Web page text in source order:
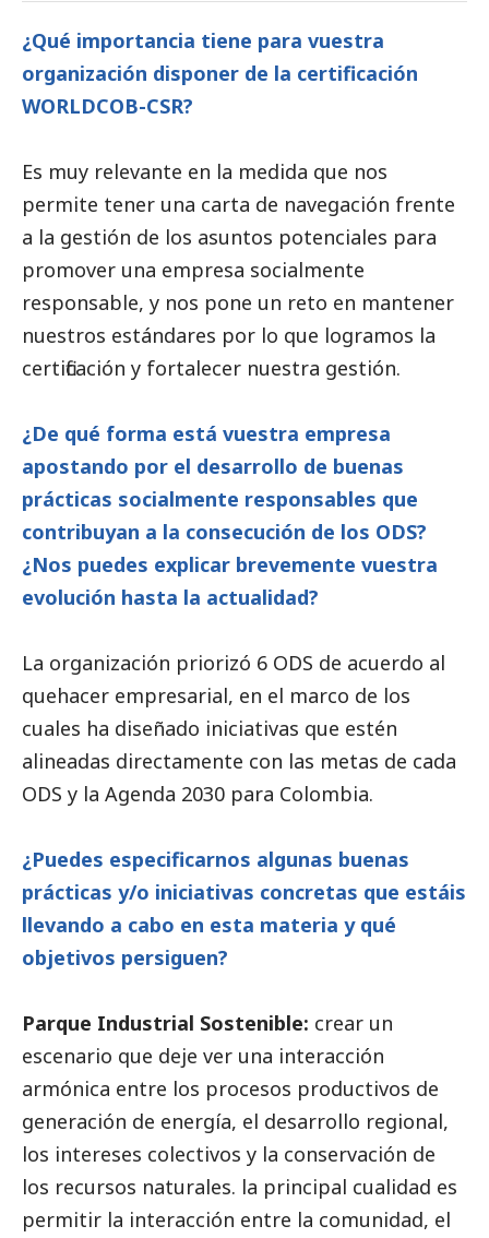
¿Qué importancia tiene para vuestra
organización disponer de la certificación
WORLDCOB-CSR?
Es muy relevante en la medida que nos
permite tener una carta de navegación frente
a la gestión de los asuntos potenciales para
promover una empresa socialmente
responsable, y nos pone un reto en mantener
nuestros estándares por lo que logramos la
certificación y fortalecer nuestra gestión.
¿De qué forma está vuestra empresa
apostando por el desarrollo de buenas
prácticas socialmente responsables que
contribuyan a la consecución de los ODS?
¿Nos puedes explicar brevemente vuestra
evolución hasta la actualidad?
La organización priorizó 6 ODS de acuerdo al
quehacer empresarial, en el marco de los
cuales ha diseñado iniciativas que estén
alineadas directamente con las metas de cada
ODS y la Agenda 2030 para Colombia.
¿Puedes especificarnos algunas buenas
prácticas y/o iniciativas concretas que estáis
llevando a cabo en esta materia y qué
objetivos persiguen?
Parque Industrial Sostenible: crear un
escenario que deje ver una interacción
armónica entre los procesos productivos de
generación de energía, el desarrollo regional,
los intereses colectivos y la conservación de
los recursos naturales. la principal cualidad es
permitir la interacción entre la comunidad, el